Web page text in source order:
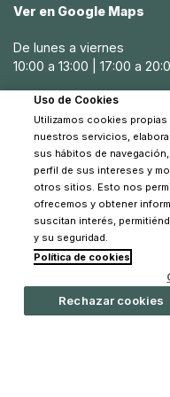
Crane, es importante
funcionalidad. En Pinpi,
dispensadores que
Elige un dispensador
mantenga las toallitas
que sea fácil de
especialmente durante
Cómo mantener
Mantener las toallitas
Ver en Google Maps
De lunes a viernes
10:00 a 13:00 | 17:00 a
Sábados
10:30 a 14:00
© 2026 Pinpi -
Uso de Cookies
Utilizamos cookies propias
nuestros servicios,
sus hábitos de
perfil de sus intereses y
otros sitios. Esto nos
ofrecemos y obtener
suscitan interés,
y su seguridad.
Política de cookies
Rechazar cookies